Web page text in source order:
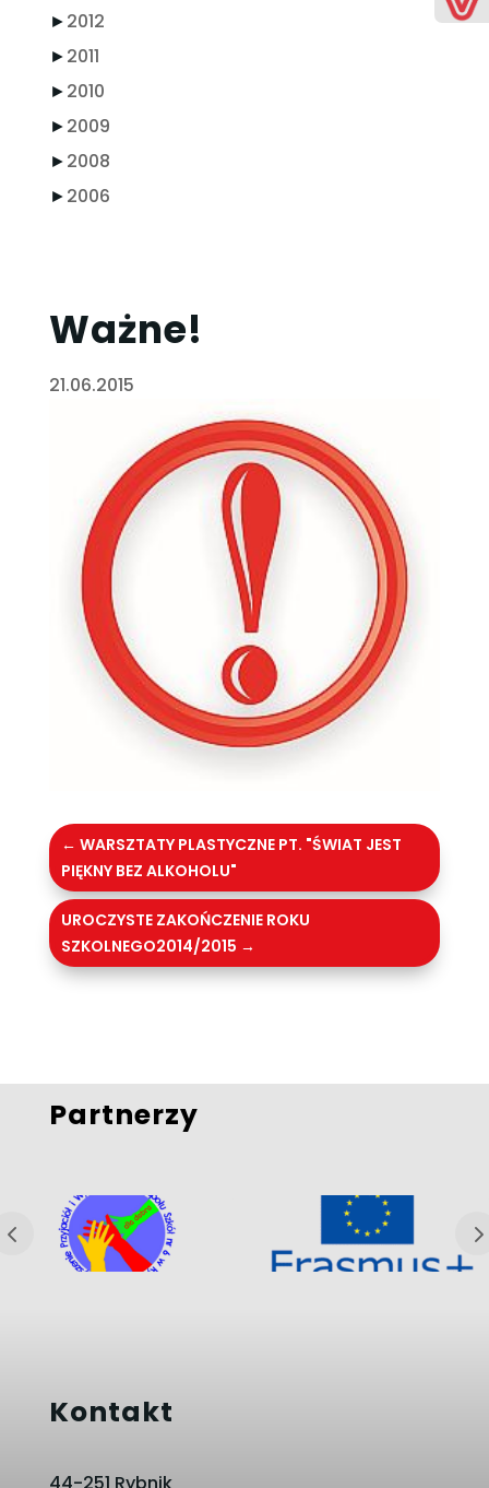
►2012
►2011
►2010
►2009
►2008
►2006
Ważne!
21.06.2015
← WARSZTATY PLASTYCZNE PT. "ŚWIAT JEST
PIĘKNY BEZ ALKOHOLU"
UROCZYSTE ZAKOŃCZENIE ROKU
SZKOLNEGO2014/2015 →
Partnerzy
Kontakt
44-251 Rybnik